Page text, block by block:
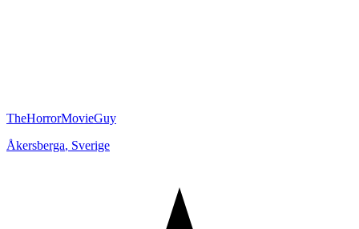
TheHorrorMovieGuy
Åkersberga, Sverige